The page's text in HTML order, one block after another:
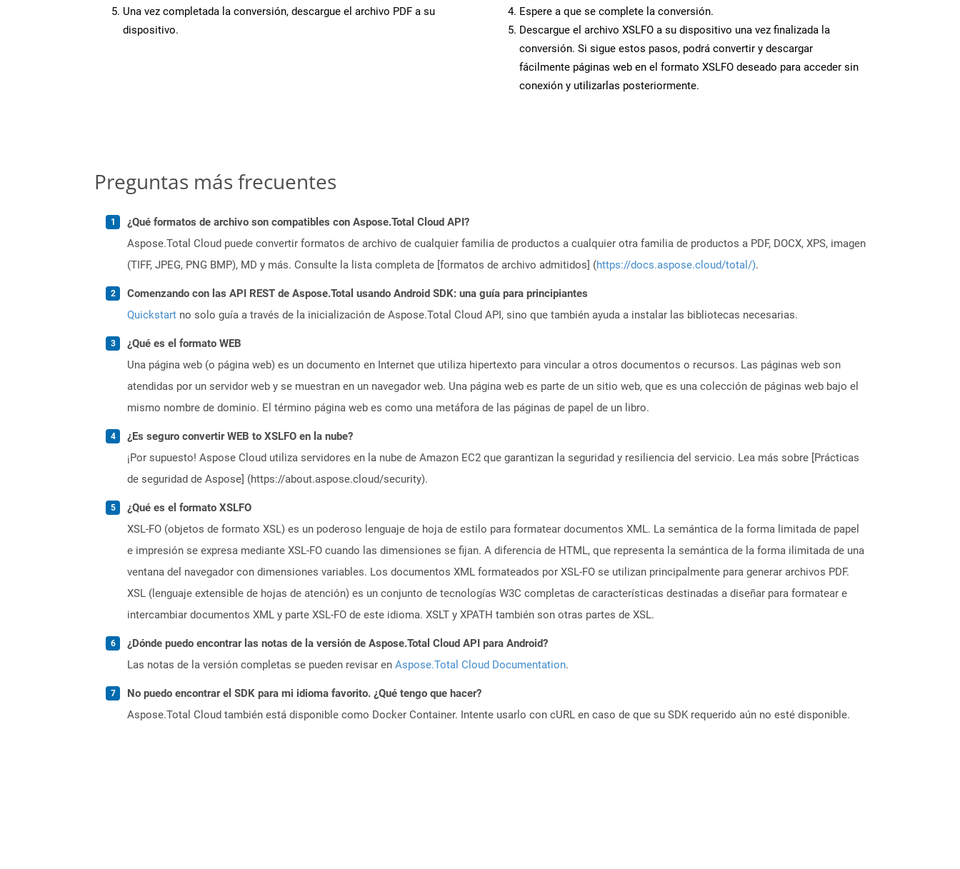
Una vez completada la conversión, descargue el archivo PDF a su
dispositivo.
Espere a que se complete la conversión.
Descargue el archivo XSLFO a su dispositivo una vez finalizada la
conversión. Si sigue estos pasos, podrá convertir y descargar
fácilmente páginas web en el formato XSLFO deseado para acceder sin
conexión y utilizarlas posteriormente.
Preguntas más frecuentes
¿Qué formatos de archivo son compatibles con Aspose.Total Cloud API?
Aspose.Total Cloud puede convertir formatos de archivo de cualquier familia de productos a cualquier otra familia de productos a PDF, DOCX, XPS, imagen
(TIFF, JPEG, PNG BMP), MD y más. Consulte la lista completa de [formatos de archivo admitidos] (https://docs.aspose.cloud/total/).
Comenzando con las API REST de Aspose.Total usando Android SDK: una guía para principiantes
Quickstart no solo guía a través de la inicialización de Aspose.Total Cloud API, sino que también ayuda a instalar las bibliotecas necesarias.
¿Qué es el formato WEB
Una página web (o página web) es un documento en Internet que utiliza hipertexto para vincular a otros documentos o recursos. Las páginas web son
atendidas por un servidor web y se muestran en un navegador web. Una página web es parte de un sitio web, que es una colección de páginas web bajo el
mismo nombre de dominio. El término página web es como una metáfora de las páginas de papel de un libro.
¿Es seguro convertir WEB to XSLFO en la nube?
¡Por supuesto! Aspose Cloud utiliza servidores en la nube de Amazon EC2 que garantizan la seguridad y resiliencia del servicio. Lea más sobre [Prácticas
de seguridad de Aspose] (https://about.aspose.cloud/security).
¿Qué es el formato XSLFO
XSL-FO (objetos de formato XSL) es un poderoso lenguaje de hoja de estilo para formatear documentos XML. La semántica de la forma limitada de papel
e impresión se expresa mediante XSL-FO cuando las dimensiones se fijan. A diferencia de HTML, que representa la semántica de la forma ilimitada de una
ventana del navegador con dimensiones variables. Los documentos XML formateados por XSL-FO se utilizan principalmente para generar archivos PDF.
XSL (lenguaje extensible de hojas de atención) es un conjunto de tecnologías W3C completas de características destinadas a diseñar para formatear e
intercambiar documentos XML y parte XSL-FO de este idioma. XSLT y XPATH también son otras partes de XSL.
¿Dónde puedo encontrar las notas de la versión de Aspose.Total Cloud API para Android?
Las notas de la versión completas se pueden revisar en Aspose.Total Cloud Documentation.
No puedo encontrar el SDK para mi idioma favorito. ¿Qué tengo que hacer?
Aspose.Total Cloud también está disponible como Docker Container. Intente usarlo con cURL en caso de que su SDK requerido aún no esté disponible.